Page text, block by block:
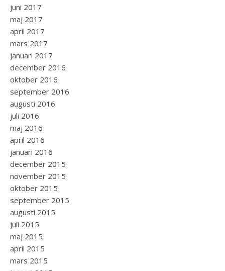
juni 2017
maj 2017
april 2017
mars 2017
januari 2017
december 2016
oktober 2016
september 2016
augusti 2016
juli 2016
maj 2016
april 2016
januari 2016
december 2015
november 2015
oktober 2015
september 2015
augusti 2015
juli 2015
maj 2015
april 2015
mars 2015